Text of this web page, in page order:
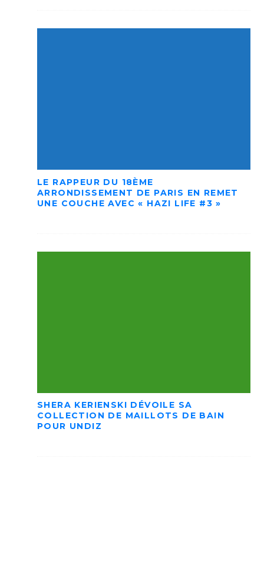
LE RAPPEUR DU 18ÈME
ARRONDISSEMENT DE PARIS EN REMET
UNE COUCHE AVEC « HAZI LIFE #3 »
SHERA KERIENSKI DÉVOILE SA
COLLECTION DE MAILLOTS DE BAIN
POUR UNDIZ